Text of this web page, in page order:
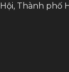
Thành phố